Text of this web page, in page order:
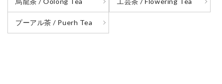
プーアル茶 / Puerh Tea